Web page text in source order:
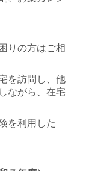
りの方はご相
を訪問し、他
ながら、在宅
を利用した